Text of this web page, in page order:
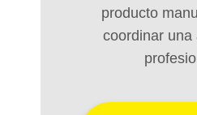
producto
coordinar una